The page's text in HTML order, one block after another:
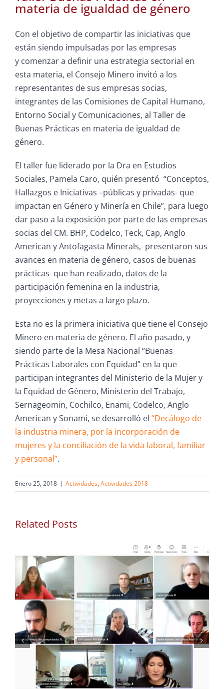
materia de igualdad de género
Con el objetivo de compartir las iniciativas que
están siendo impulsadas por las empresas
y comenzar a definir una estrategia sectorial en
esta materia, el Consejo Minero invitó a los
representantes de sus empresas socias,
integrantes de las Comisiones de Capital Humano,
Entorno Social y Comunicaciones, al Taller de
Buenas Prácticas en materia de igualdad de
género.
El taller fue liderado por la Dra en Estudios
Sociales, Pamela Caro, quién presentó “Conceptos,
Hallazgos e Iniciativas –públicas y privadas- que
impactan en Género y Minería en Chile”, para luego
dar paso a la exposición por parte de las empresas
socias del CM. BHP, Codelco, Teck, Cap, Anglo
American y Antofagasta Minerals, presentaron sus
avances en materia de género, casos de buenas
prácticas que han realizado, datos de la
participación femenina en la industria,
proyecciones y metas a largo plazo.
Esta no es la primera iniciativa que tiene el Consejo
Minero en materia de género. El año pasado, y
siendo parte de la Mesa Nacional “Buenas
Prácticas Laborales con Equidad” en la que
participan integrantes del Ministerio de la Mujer y
la Equidad de Género, Ministerio del Trabajo,
Sernageomin, Cochilco, Enami, Codelco, Anglo
American y Sonami, se desarrolló el “Decálogo de
la industria minera, por la incorporación de
mujeres y la conciliación de la vida laboral, familiar
y personal”.
Enero 25, 2018 | Actividades, Actividades 2018
Related Posts